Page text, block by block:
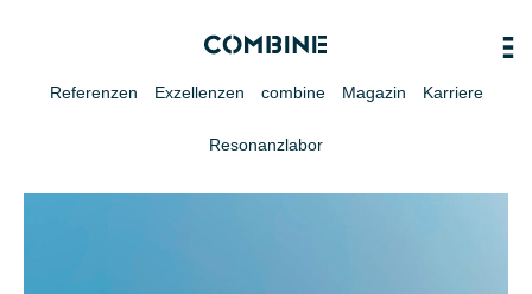
Referenzen Exzellenzen combine Magazin Karriere
Resonanzlabor